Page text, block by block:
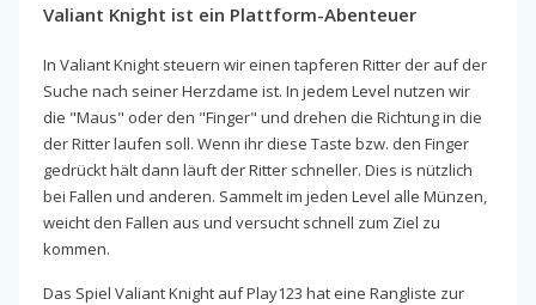
Valiant Knight ist ein Plattform-Abenteuer
In Valiant Knight steuern wir einen tapferen Ritter der auf der
Suche nach seiner Herzdame ist. In jedem Level nutzen wir
die "Maus" oder den "Finger" und drehen die Richtung in die
der Ritter laufen soll. Wenn ihr diese Taste bzw. den Finger
gedrückt hält dann läuft der Ritter schneller. Dies is nützlich
bei Fallen und anderen. Sammelt im jeden Level alle Münzen,
weicht den Fallen aus und versucht schnell zum Ziel zu
kommen.
Das Spiel Valiant Knight auf Play123 hat eine Rangliste zur